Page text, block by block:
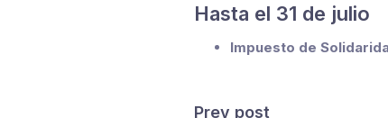
Hasta el 31 de julio
Impuesto de
Prev post